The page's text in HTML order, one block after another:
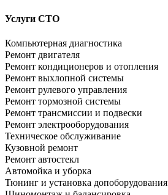
Услуги СТО
Компьютерная диагностика
Ремонт двигателя
Ремонт кондиционеров и отопления
Ремонт выхлопной системы
Ремонт рулевого управления
Ремонт тормозной системы
Ремонт трансмиссии и подвески
Ремонт электрооборудования
Техническое обслуживание
Кузовной ремонт
Ремонт автостекл
Автомойка и уборка
Тюнинг и установка допоборудования